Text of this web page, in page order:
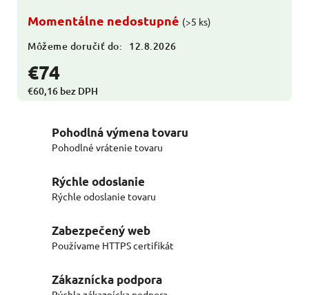
€74
€60,16 bez DPH
Momentálne nedostupné (>5 ks)
Môžeme doručiť do: 12.8.2026
Pohodlná výmena tovaru
Pohodlné vrátenie tovaru
Rýchle odoslanie
Rýchle odoslanie tovaru
Zabezpečený web
Používame HTTPS certifikát
Zákaznícka podpora